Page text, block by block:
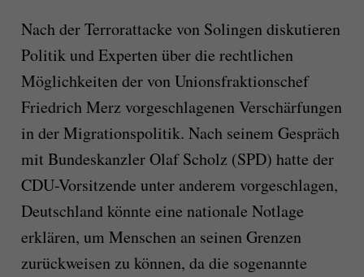
Nach der Terrorattacke von Solingen diskutieren
Politik und Experten über die rechtlichen
Möglichkeiten der von Unionsfraktionschef
Friedrich Merz vorgeschlagenen Verschärfungen
in der Migrationspolitik. Nach seinem Gespräch
mit Bundeskanzler Olaf Scholz (SPD) hatte der
CDU-Vorsitzende unter anderem vorgeschlagen,
Deutschland könnte eine nationale Notlage
erklären, um Menschen an seinen Grenzen
zurückweisen zu können, da die sogenannte